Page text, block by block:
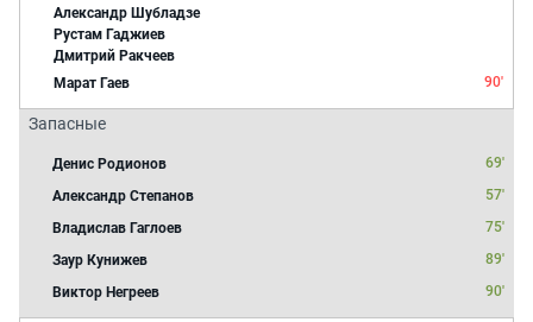
Александр Шубладзе
Рустам Гаджиев
Дмитрий Ракчеев
Марат Гаев
90'
Запасные
Денис Родионов
69'
Александр Степанов
57'
Владислав Гаглоев
75'
Заур Кунижев
89'
Виктор Негреев
90'